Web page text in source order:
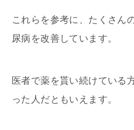
これらを参考に、たくさん
尿病を改善しています。
医者で薬を貰い続けている
った人だともいえます。